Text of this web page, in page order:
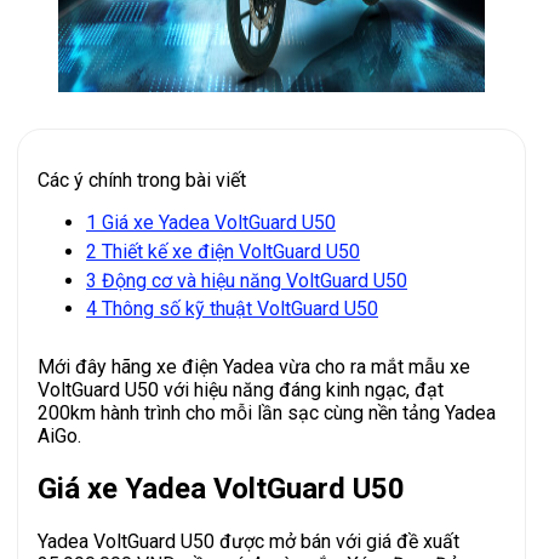
Các ý chính trong bài viết
1 Giá xe Yadea VoltGuard U50
2 Thiết kế xe điện VoltGuard U50
3 Động cơ và hiệu năng VoltGuard U50
4 Thông số kỹ thuật VoltGuard U50
Mới đây hãng xe điện Yadea vừa cho ra mắt mẫu xe
VoltGuard U50 với hiệu năng đáng kinh ngạc, đạt
200km hành trình cho mỗi lần sạc cùng nền tảng Yadea
AiGo.
Giá xe Yadea VoltGuard U50
Yadea VoltGuard U50 được mở bán với giá đề xuất